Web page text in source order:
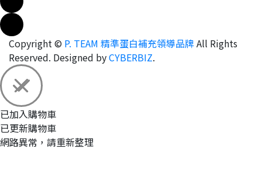
Copyright © P. TEAM 精準蛋白補充領導品牌All Rights
Reserved. Designed byCYBERBIZ.
已加入購物車
已更新購物車
網路異常，請重新整理